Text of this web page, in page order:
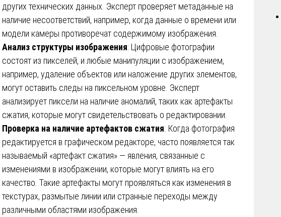
других технических данных. Эксперт проверяет метаданные на
наличие несоответствий, например, когда данные о времени или
модели камеры противоречат содержимому изображения.
Анализ структуры изображения: Цифровые фотографии
состоят из пикселей, и любые манипуляции с изображением,
например, удаление объектов или наложение других элементов,
могут оставить следы на пиксельном уровне. Эксперт
анализирует пиксели на наличие аномалий, таких как артефакты
сжатия, которые могут свидетельствовать о редактировании.
Проверка на наличие артефактов сжатия: Когда фотография
редактируется в графическом редакторе, часто появляется так
называемый «артефакт сжатия» — явления, связанные с
изменениями в изображении, которые могут влиять на его
качество. Такие артефакты могут проявляться как изменения в
текстурах, размытые линии или странные переходы между
различными областями изображения.